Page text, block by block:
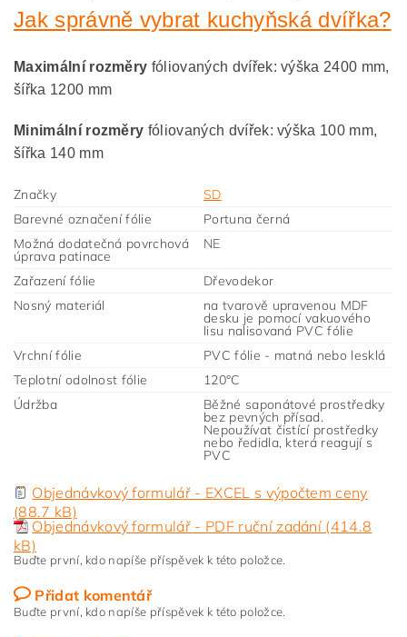
Jak správně vybrat kuchyňská dvířka?
Maximální rozměry fóliovaných dvířek: výška 2400 mm,
šířka 1200 mm
Minimální rozměry fóliovaných dvířek: výška 100 mm,
šířka 140 mm
Značky
SD
Barevné označení fólie
Portuna černá
Možná dodatečná povrchová
úprava patinace
NE
Zařazení fólie
Dřevodekor
Nosný materiál
na tvarově upravenou MDF
desku je pomocí vakuového
lisu nalisovaná PVC fólie
Vrchní fólie
PVC fólie - matná nebo lesklá
Teplotní odolnost fólie
120°C
Údržba
Běžné saponátové prostředky
bez pevných přísad.
Nepoužívat čistící prostředky
nebo ředidla, která reagují s
PVC
Objednávkový formulář - EXCEL s výpočtem ceny
(88.7 kB)
Objednávkový formulář - PDF ruční zadání (414.8
kB)
Buďte první, kdo napíše příspěvek k této položce.
Přidat komentář
Buďte první, kdo napíše příspěvek k této položce.